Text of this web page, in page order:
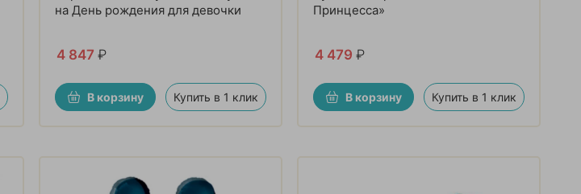
на День рождения для девочки
4 847 ₽
В корзину Купить в 1 клик
Принцесса»
4 479 ₽
В корзину Купить в 1 клик